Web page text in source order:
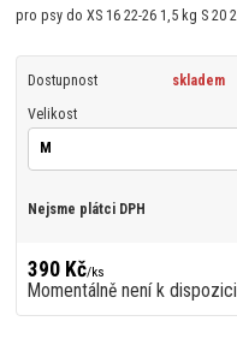
pro psy do XS 16 22-26 1,5 kg S 20
Dostupnost skladem
Velikost
Nejsme plátci DPH
390 Kč/ks
Momentálně není k dispozici